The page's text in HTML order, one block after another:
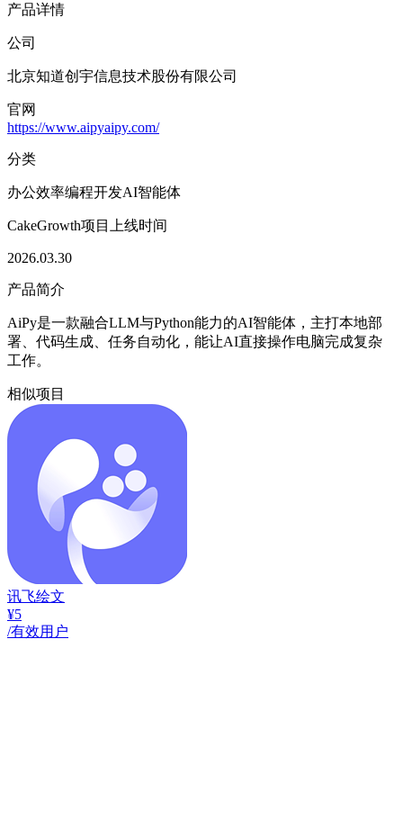
产品详情
公司
北京知道创宇信息技术股份有限公司
官网
https://www.aipyaipy.com/
分类
办公效率编程开发AI智能体
CakeGrowth项目上线时间
2026.03.30
产品简介
AiPy是一款融合LLM与Python能力的AI智能体，主打本地部
署、代码生成、任务自动化，能让AI直接操作电脑完成复杂
工作。
相似项目
讯飞绘文
¥5
/有效用户